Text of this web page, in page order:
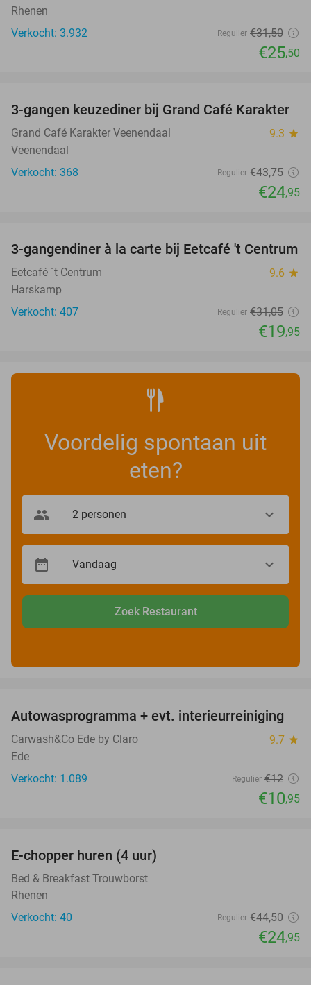
Rhenen
Verkocht: 3.932
Regulier €31,50
€25,50
43%
3-gangen keuzediner bij Grand Café Karakter
Grand Café Karakter Veenendaal 9.3 star
Veenendaal
Verkocht: 368
Regulier €43,75
€24,95
36%
3-gangendiner à la carte bij Eetcafé 't Centrum
Eetcafé ´t Centrum 9.6 star
Harskamp
Verkocht: 407
Regulier €31,05
€19,95
Voordelig spontaan uit
eten?
Zoek Restaurant
9%
Autowasprogramma + evt. interieurreiniging
Carwash&Co Ede by Claro 9.7 star
Ede
Verkocht: 1.089
Regulier €12
€10,95
E-chopper huren (4 uur)
Bed & Breakfast Trouwborst
Rhenen
Verkocht: 40
Regulier €44,50
€24,95